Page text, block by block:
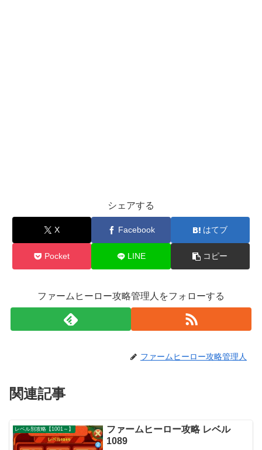
シェアする
X Facebook はてブ
Pocket LINE コピー
ファームヒーロー攻略管理人をフォローする
ファームヒーロー攻略管理人
関連記事
レベル別攻略【1001～】
ファームヒーロー攻略 レベル
1089